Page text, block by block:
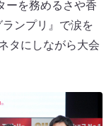
ーを務めるさや香
ランプリ』で涙を
タにしながら大会